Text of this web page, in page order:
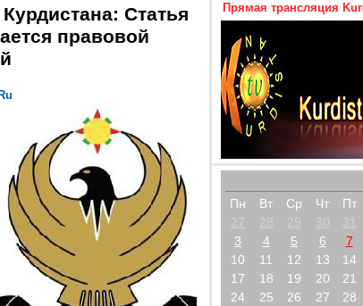
Статья
правовой
Прямая трансляция
Пн Вт Ср Чт Пт
27
28 29 30 31
3
4 5 6 7
10
11 12 13 14
17
18 19 20 21
24
25 26 27 28